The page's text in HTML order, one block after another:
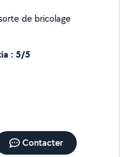
de bricolage
: 5/5
Contacter